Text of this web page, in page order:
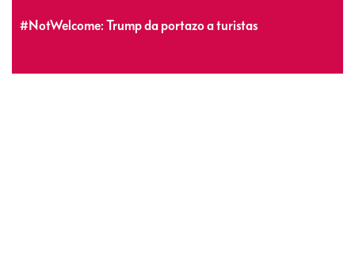
#NotWelcome: Trump da portazo a turistas